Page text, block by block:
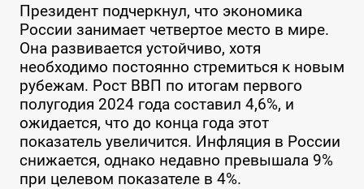
Президент подчеркнул, что экономика
России занимает четвертое место в мире.
Она развивается устойчиво, хотя
необходимо постоянно стремиться к новым
рубежам. Рост ВВП по итогам первого
полугодия 2024 года составил 4,6%, и
ожидается, что до конца года этот
показатель увеличится. Инфляция в России
снижается, однако недавно превышала 9%
при целевом показателе в 4%.